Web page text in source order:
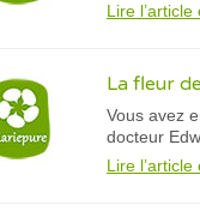
Lire l’article
La fleur
Vous avez
docteur
Lire l’article